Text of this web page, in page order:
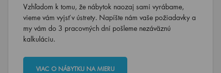
Vzhľadom k tomu, že nábytok naozaj sami vyrábame,
vieme vám vyjsť v ústrety. Napíšte nám vaše požiadavky a
my vám do 3 pracovných dní pošleme nezáväznú
kalkuláciu.
VIAC O NÁBYTKU NA MIERU